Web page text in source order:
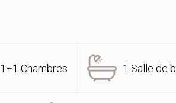
1+1 Chambres 1 Salle de